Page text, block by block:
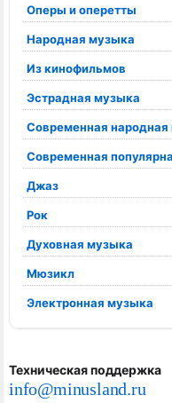
Оперы и оперетты
Народная музыка
Из кинофильмов
Эстрадная музыка
Современная
Современная
Джаз
Рок
Духовная музыка
Мюзикл
Электронная музыка
Техническая поддержка
info@minusland.ru